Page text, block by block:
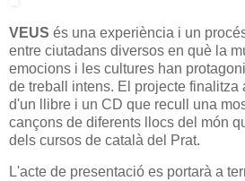
VEUS és una experiència i un
entre ciutadans diversos en què la
emocions i les cultures han
de treball intens. El projecte finalitza
d'un llibre i un CD que recull una
cançons de diferents llocs del món
dels cursos de català del Prat.
L'acte de presentació es portarà a